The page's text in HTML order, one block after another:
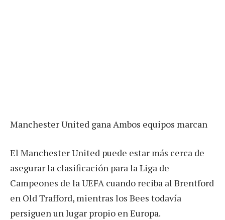
Manchester United gana Ambos equipos marcan
El Manchester United puede estar más cerca de
asegurar la clasificación para la Liga de
Campeones de la UEFA cuando reciba al Brentford
en Old Trafford, mientras los Bees todavía
persiguen un lugar propio en Europa.